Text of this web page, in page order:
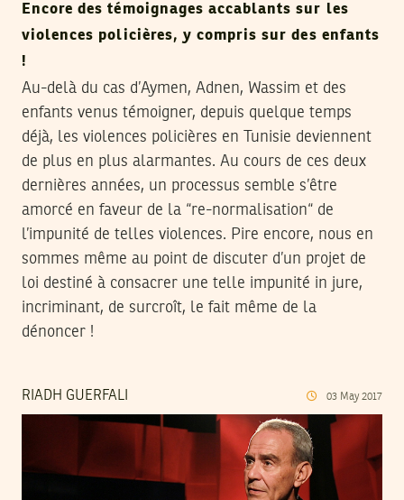
Encore des témoignages accablants sur les
violences policières, y compris sur des enfants
!
Au-delà du cas d’Aymen, Adnen, Wassim et des
enfants venus témoigner, depuis quelque temps
déjà, les violences policières en Tunisie deviennent
de plus en plus alarmantes. Au cours de ces deux
dernières années, un processus semble s’être
amorcé en faveur de la “re-normalisation“ de
l’impunité de telles violences. Pire encore, nous en
sommes même au point de discuter d’un projet de
loi destiné à consacrer une telle impunité in jure,
incriminant, de surcroît, le fait même de la
dénoncer !
RIADH GUERFALI 03 May 2017